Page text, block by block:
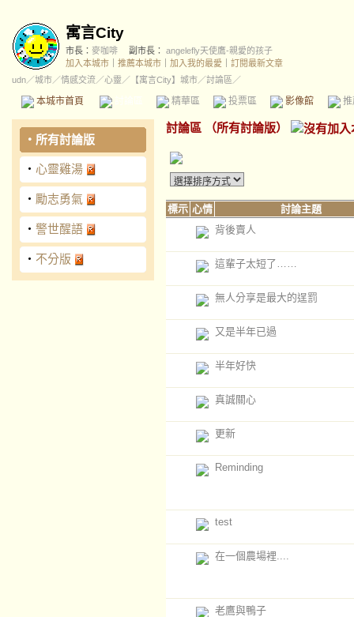
寓言City
市長： 麥咖啡 副市長： angelefly天使鷹-親愛的孩子
加入本城市
推薦本城市 加入我的最愛
訂閱最新文章
udn／城市／情感交流／心靈 ／ 【寓言City】城市／討論區／
本城市首頁 精華區 投票區 影像館
‧ 所有討論版
‧ 心靈雞湯
‧ 勵志勇氣
‧ 警世醒語
‧ 不分版
討論區 （所有討論版）
標示 心情
討論主題
背後賣人
這輩子太短了……
無人分享是最大的逞罰
又是半年已過
半年好快
真誠關心
更新
Reminding
test
在一個農場裡....
老鷹與鴨子